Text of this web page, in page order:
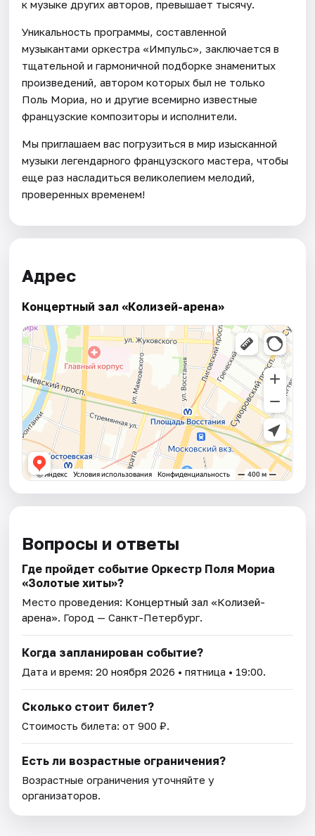
к музыке других авторов, превышает тысячу.
Уникальность программы, составленной
музыкантами оркестра «Импульс», заключается в
тщательной и гармоничной подборке знаменитых
произведений, автором которых был не только
Поль Мориа, но и другие всемирно известные
французские композиторы и исполнители.
Мы приглашаем вас погрузиться в мир изысканной
музыки легендарного французского мастера, чтобы
еще раз насладиться великолепием мелодий,
проверенных временем!
Адрес
Концертный зал «Колизей-арена»
Вопросы и ответы
Где пройдет событие Оркестр Поля Мориа
«Золотые хиты»?
Место проведения: Концертный зал «Колизей-
арена». Город — Санкт-Петербург.
Когда запланирован событие?
Дата и время:20 ноября 2026 • пятница • 19:00.
Сколько стоит билет?
Стоимость билета: от 900 ₽.
Есть ли возрастные ограничения?
Возрастные ограничения уточняйте у
организаторов.